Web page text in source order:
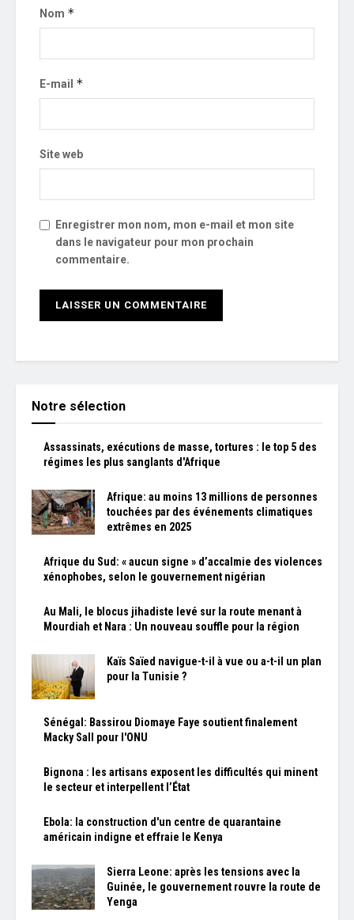
Nom *
E-mail *
Site web
Enregistrer mon nom, mon e-mail et mon site
dans le navigateur pour mon prochain
commentaire.
Notre sélection
Assassinats, exécutions de masse, tortures : le top 5 des
régimes les plus sanglants d'Afrique
Afrique: au moins 13 millions de personnes
touchées par des événements climatiques
extrêmes en 2025
Afrique du Sud: « aucun signe » d’accalmie des violences
xénophobes, selon le gouvernement nigérian
Au Mali, le blocus jihadiste levé sur la route menant à
Mourdiah et Nara : Un nouveau souffle pour la région
Kaïs Saïed navigue-t-il à vue ou a-t-il un plan
pour la Tunisie ?
Sénégal: Bassirou Diomaye Faye soutient finalement
Macky Sall pour l'ONU
Bignona : les artisans exposent les difficultés qui minent
le secteur et interpellent l’État
Ebola: la construction d'un centre de quarantaine
américain indigne et effraie le Kenya
Sierra Leone: après les tensions avec la
Guinée, le gouvernement rouvre la route de
Yenga